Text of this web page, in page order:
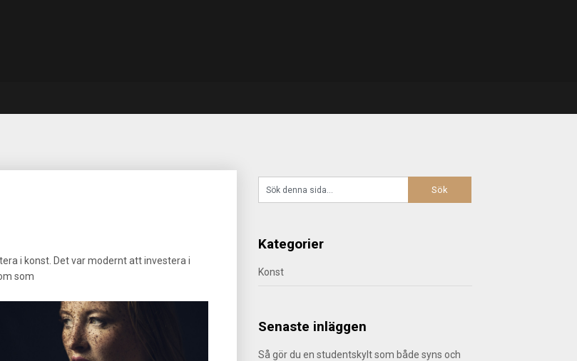
i konst. Det var modernt att investera i
som
Kategorier
Konst
Senaste inläggen
Så gör du en studentskylt som både syns och